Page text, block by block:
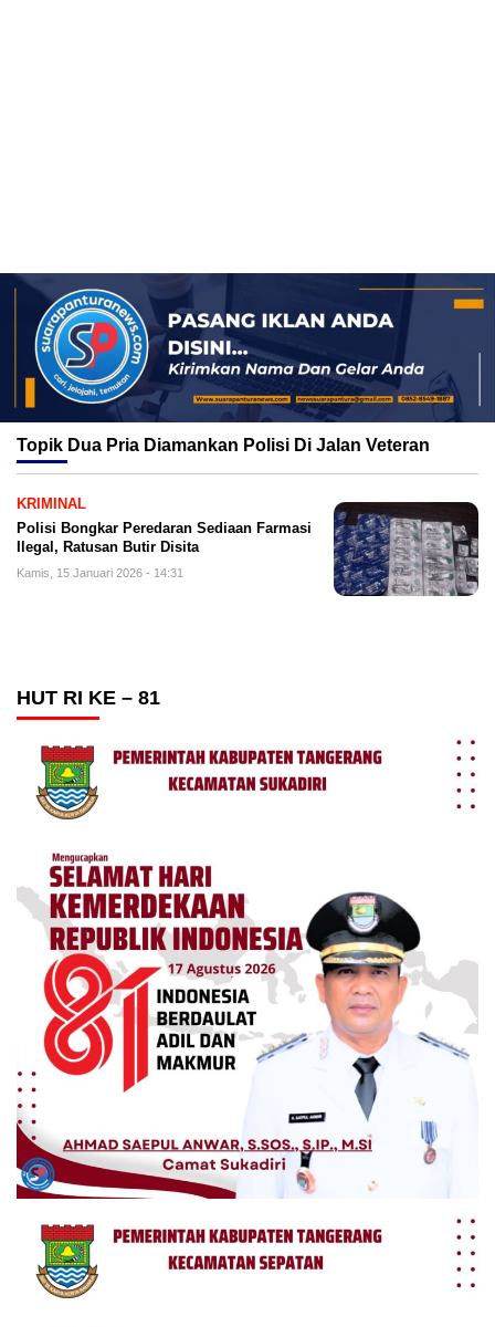
Topik Dua Pria Diamankan Polisi Di Jalan Veteran
KRIMINAL
Polisi Bongkar Peredaran Sediaan Farmasi
Ilegal, Ratusan Butir Disita
Kamis, 15 Januari 2026 - 14:31
HUT RI KE – 81